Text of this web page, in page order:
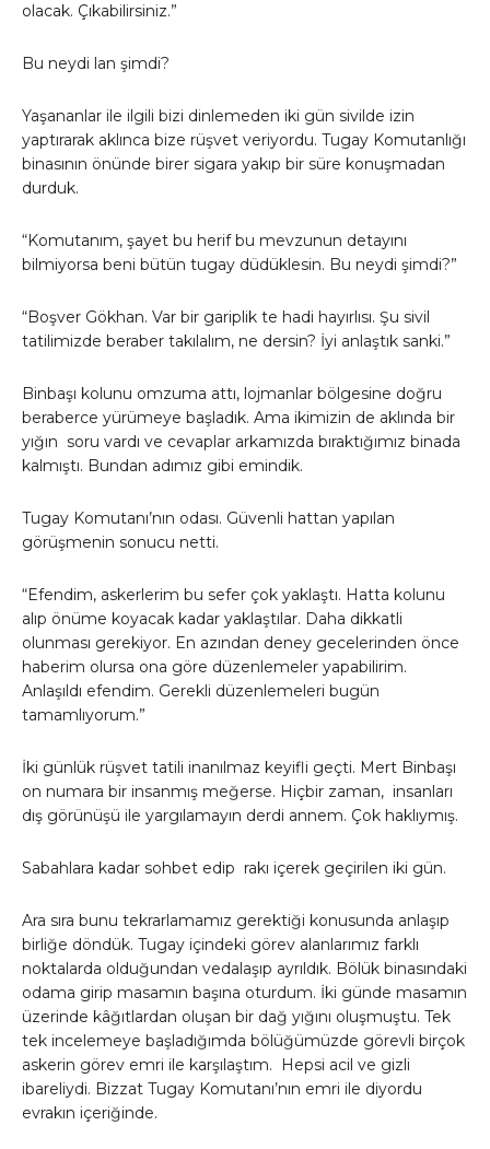
olacak. Çıkabilirsiniz.”
Bu neydi lan şimdi?
Yaşananlar ile ilgili bizi dinlemeden iki gün sivilde izin
yaptırarak aklınca bize rüşvet veriyordu. Tugay Komutanlığı
binasının önünde birer sigara yakıp bir süre konuşmadan
durduk.
“Komutanım, şayet bu herif bu mevzunun detayını
bilmiyorsa beni bütün tugay düdüklesin. Bu neydi şimdi?”
“Boşver Gökhan. Var bir gariplik te hadi hayırlısı. Şu sivil
tatilimizde beraber takılalım, ne dersin? İyi anlaştık sanki.”
Binbaşı kolunu omzuma attı, lojmanlar bölgesine doğru
beraberce yürümeye başladık. Ama ikimizin de aklında bir
yığın soru vardı ve cevaplar arkamızda bıraktığımız binada
kalmıştı. Bundan adımız gibi emindik.
Tugay Komutanı’nın odası. Güvenli hattan yapılan
görüşmenin sonucu netti.
“Efendim, askerlerim bu sefer çok yaklaştı. Hatta kolunu
alıp önüme koyacak kadar yaklaştılar. Daha dikkatli
olunması gerekiyor. En azından deney gecelerinden önce
haberim olursa ona göre düzenlemeler yapabilirim.
Anlaşıldı efendim. Gerekli düzenlemeleri bugün
tamamlıyorum.”
İki günlük rüşvet tatili inanılmaz keyifli geçti. Mert Binbaşı
on numara bir insanmış meğerse. Hiçbir zaman, insanları
dış görünüşü ile yargılamayın derdi annem. Çok haklıymış.
Sabahlara kadar sohbet edip rakı içerek geçirilen iki gün.
Ara sıra bunu tekrarlamamız gerektiği konusunda anlaşıp
birliğe döndük. Tugay içindeki görev alanlarımız farklı
noktalarda olduğundan vedalaşıp ayrıldık. Bölük binasındaki
odama girip masamın başına oturdum. İki günde masamın
üzerinde kâğıtlardan oluşan bir dağ yığını oluşmuştu. Tek
tek incelemeye başladığımda bölüğümüzde görevli birçok
askerin görev emri ile karşılaştım. Hepsi acil ve gizli
ibareliydi. Bizzat Tugay Komutanı’nın emri ile diyordu
evrakın içeriğinde.